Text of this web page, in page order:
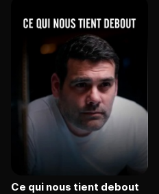
Ce qui nous tient debout